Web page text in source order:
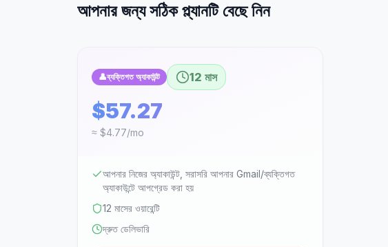
আপনার জন্য সঠিক প্ল্যানটি বেছে নিন
👤ব্যক্তিগত অ্যাকাউন্ট 12 মাস
$57.27
≈ $4.77/mo
আপনার নিজের অ্যাকাউন্ট, সরাসরি আপনার Gmail/ব্যক্তিগত
অ্যাকাউন্টে আপগ্রেড করা হয়
12 মাসের ওয়ারেন্টি
দ্রুত ডেলিভারি